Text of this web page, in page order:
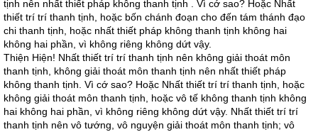
tịnh nên nhất thiết pháp không thanh tịnh . Vì cớ sao? Hoặc Nhất
thiết trí trí thanh tịnh, hoặc bốn chánh đoạn cho đến tám thánh đạo
chi thanh tịnh, hoặc nhất thiết pháp không thanh tịnh không hai
không hai phần, vì không riêng không dứt vậy.
Thiện Hiện! Nhất thiết trí trí thanh tịnh nên không giải thoát môn
thanh tịnh, không giải thoát môn thanh tịnh nên nhất thiết pháp
không thanh tịnh. Vì cớ sao? Hoặc Nhất thiết trí trí thanh tịnh, hoặc
không giải thoát môn thanh tịnh, hoặc vô tế không thanh tịnh không
hai không hai phần, vì không riêng không dứt vậy. Nhất thiết trí trí
thanh tịnh nên vô tướng, vô nguyện giải thoát môn thanh tịnh; vô